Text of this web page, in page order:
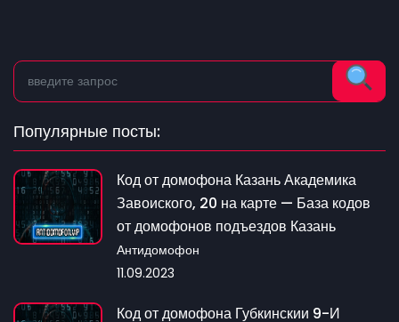
Популярные посты:
Код от домофона Казань Академика
Завоиского, 20 на карте — База кодов
от домофонов подъездов Казань
Антидомофон
11.09.2023
Код от домофона Губкинскии 9-И